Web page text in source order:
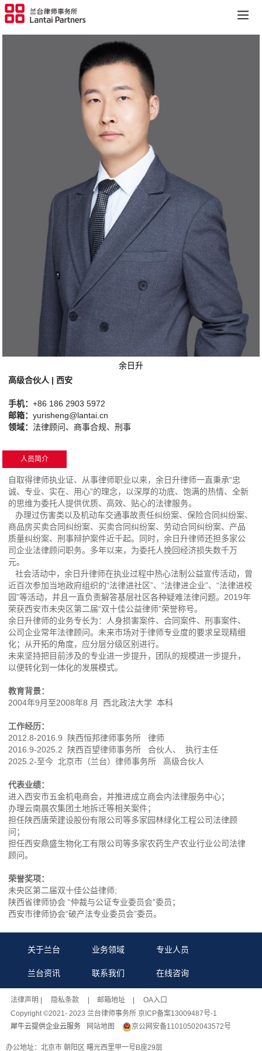
余日升
高级合伙人 | 西安
手机：+86 186 2903 5972
邮箱：yurisheng@lantai.cn
领域： 法律顾问、商事合规、刑事
人员简介
自取得律师执业证、从事律师职业以来，余日升律师一直秉承“忠
诚、专业、实在、用心”的理念，以深厚的功底、饱满的热情、全新
的思维为委托人提供优质、高效、贴心的法律服务。
办理过伤害类以及机动车交通事故责任纠纷案、保险合同纠纷案、
商品房买卖合同纠纷案、买卖合同纠纷案、劳动合同纠纷案、产品
质量纠纷案、刑事辩护案件近千起。同时，余日升律师还担多家公
司企业法律顾问职务。多年以来，为委托人挽回经济损失数千万
元。
社会活动中，余日升律师在执业过程中热心法制公益宣传活动，曾
近百次参加当地政府组织的“法律进社区”、“法律进企业”、“法律进校
园”等活动，并且一直负责解答基层社区各种疑难法律问题。2019年
荣获西安市未央区第二届“双十佳公益律师”荣誉称号。
余日升律师的业务专长为：人身损害案件、合同案件、刑事案件、
公司企业常年法律顾问。未来市场对于律师专业度的要求呈现精细
化；从开拓的角度，应分层分级区别进行。
未来坚持把目前涉及的专业进一步提升，团队的规模进一步提升，
以便转化到一体化的发展模式。
教育背景：
2004年9月至2008年8 月 西北政法大学 本科
工作经历：
2012.8-2016.9 陕西恒邦律师事务所 律师
2016.9-2025.2 陕西百望律师事务所 合伙人、 执行主任
2025.2-至今 北京市（兰台）律师事务所 高级合伙人
代表业绩：
进入西安市五金机电商会，并推进成立商会内法律服务中心；
办理云南晨农集团土地拆迁等相关案件；
担任陕西唐荣建设股份有限公司等多家园林绿化工程公司法律顾
问；
担任西安鼎盛生物化工有限公司等多家农药生产农业行业公司法律
顾问。
荣誉奖项：
未央区第二届双十佳公益律师;
陕西省律师协会 “仲裁与公证专业委员会”委员；
西安市律师协会“破产法专业委员会”委员。
关于兰台 业务领域 专业人员
兰台资讯 联系我们 在线咨询
法律声明 | 隐私条款 | 邮箱地址
| OA入口
Copyright ©2021- 2023 兰台律师事务所 京ICP备案13009487号-1
犀牛云提供企业云服务
网站地图 京公网安备11010502043572号
办公地址：北京市 朝阳区 曙光西里甲一号B座29层